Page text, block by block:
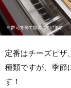
定番はチーズピザ
種類ですが、季節
す！